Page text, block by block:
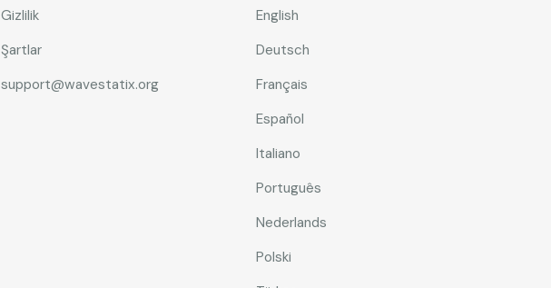
Gizlilik
Şartlar
support@wavestatix.org
English
Deutsch
Français
Español
Italiano
Português
Nederlands
Polski